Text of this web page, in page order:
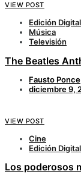
VIEW POST
Edición Digital
Música
Televisión
The Beatles
Fausto Ponce
diciembre 9,
VIEW POST
Cine
Edición Digital
Los poderosos